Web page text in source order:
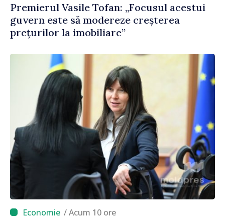
Premierul Vasile Tofan: „Focusul acestui
guvern este să modereze creșterea
prețurilor la imobiliare”
/ Acum 10 ore